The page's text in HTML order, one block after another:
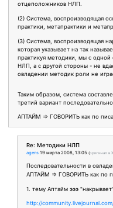
отцеположников НЛП.
(2) Система, воспроизводящая
практики, метапрактики и
(3) Система, воспроизводящая
которая указывает на так
практикуя методики, мы с
НЛП, а с другой стороны - не
овладении методик роли не
Таким образом, система
третий вариант
АПТАЙМ => ГОВОРИТЬ как по
Re: Методики НЛП
agens 19 марта 2008, 13:05 (оригинал в
Последовательности в
АПТАЙМ => ГОВОРИТЬ как по
1. тему Аптайм эээ
http://